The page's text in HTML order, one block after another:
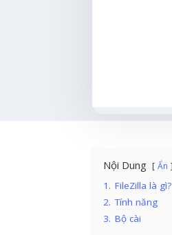
Nội Dung Ẩn
1. FileZilla là gì?
2. Tính năng
3. Bộ cài